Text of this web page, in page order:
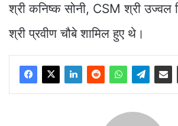
श्री कनिष्क सोनी, CSM श्री उज्वल
श्री प्रवीण चौबे शामिल हुए थे।